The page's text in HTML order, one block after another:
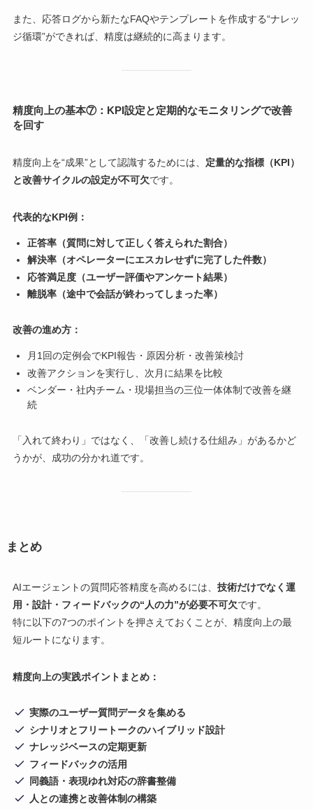
また、応答ログから新たなFAQやテンプレートを作成する“ナレッ
ジ循環”ができれば、精度は継続的に高まります。
精度向上の基本⑦：KPI設定と定期的なモニタリングで改善
を回す
精度向上を“成果”として認識するためには、 定量的な指標（KPI）
と改善サイクルの設定が不可欠です。
代表的なKPI例：
正答率（質問に対して正しく答えられた割合）
解決率（オペレーターにエスカレせずに完了した件数）
応答満足度（ユーザー評価やアンケート結果）
離脱率（途中で会話が終わってしまった率）
改善の進め方：
月1回の定例会でKPI報告・原因分析・改善策検討
改善アクションを実行し、次月に結果を比較
ベンダー・社内チーム・現場担当の三位一体体制で改善を継
続
「入れて終わり」ではなく、「改善し続ける仕組み」があるかど
うかが、成功の分かれ道です。
まとめ
AIエージェントの質問応答精度を高めるには、 技術だけでなく運
用・設計・フィードバックの“人の力”が必要不可欠です。
特に以下の7つのポイントを押さえておくことが、精度向上の最
短ルートになります。
精度向上の実践ポイントまとめ：
実際のユーザー質問データを集める
シナリオとフリートークのハイブリッド設計
ナレッジベースの定期更新
フィードバックの活用
同義語・表現ゆれ対応の辞書整備
人との連携と改善体制の構築